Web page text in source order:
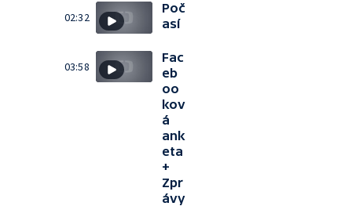
02:32
Poč
así
03:58
Fac
eb
oo
kov
á
ank
eta
+
Zpr
ávy